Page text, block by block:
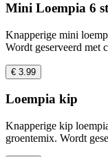
Mini Loempia 6
Knapperige mini
Wordt geserveerd met
€ 3.99
Loempia kip
Knapperige kip
groentemix. Wordt